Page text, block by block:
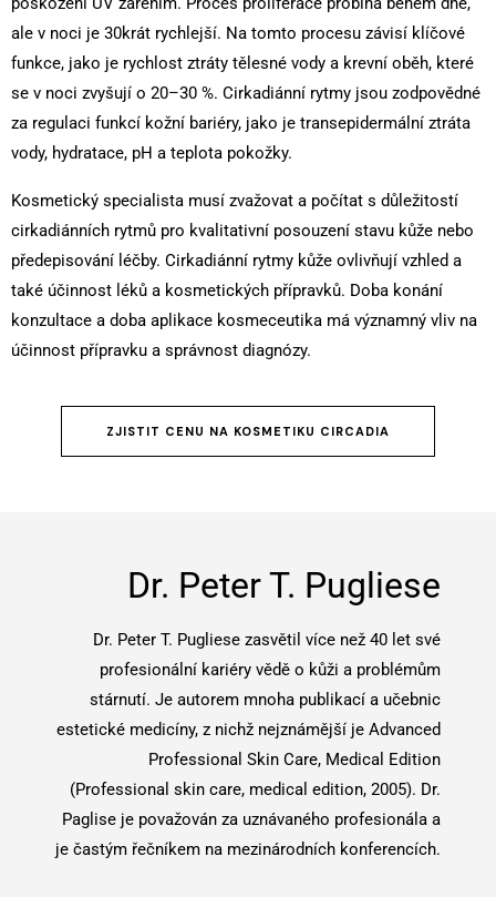
ale v noci je 30krát rychlejší. Na tomto procesu závisí klíčové
funkce, jako je rychlost ztráty tělesné vody a krevní oběh, které
se v noci zvyšují o 20–30 %. Cirkadiánní rytmy jsou zodpovědné
za regulaci funkcí kožní bariéry, jako je transepidermální ztráta
vody, hydratace, pH a teplota pokožky.
Kosmetický specialista musí zvažovat a počítat s důležitostí
cirkadiánních rytmů pro kvalitativní posouzení stavu kůže nebo
předepisování léčby. Cirkadiánní rytmy kůže ovlivňují vzhled a
také účinnost léků a kosmetických přípravků. Doba konání
konzultace a doba aplikace kosmeceutika má významný vliv na
účinnost přípravku a správnost diagnózy.
ZJISTIT CENU NA ​​KOSMETIKU CIRCADIA
Dr. Peter T. Pugliese
Dr. Peter T. Pugliese zasvětil více než 40 let své
profesionální kariéry vědě o kůži a problémům
stárnutí. Je autorem mnoha publikací a učebnic
estetické medicíny, z nichž nejznámější je Advanced
Professional Skin Care, Medical Edition
(Professional skin care, medical edition, 2005). Dr.
Paglise je považován za uznávaného profesionála a
je častým řečníkem na mezinárodních konferencích.